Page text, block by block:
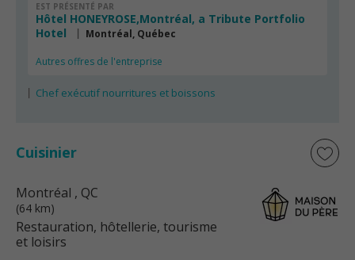
EST PRÉSENTÉ PAR
Hôtel HONEYROSE,Montréal, a Tribute Portfolio
Hotel
Montréal, Québec
Autres offres de l'entreprise
Chef exécutif nourritures et boissons
Cuisinier
Montréal , QC
(64 km)
Restauration, hôtellerie, tourisme
et loisirs